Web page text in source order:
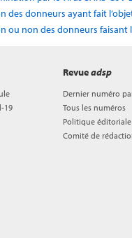
des donneurs ayant fait
ou non des donneurs
19
Revueadsp
Dernier numéro
Tous les numéros
Politique éditoriale
Comité de